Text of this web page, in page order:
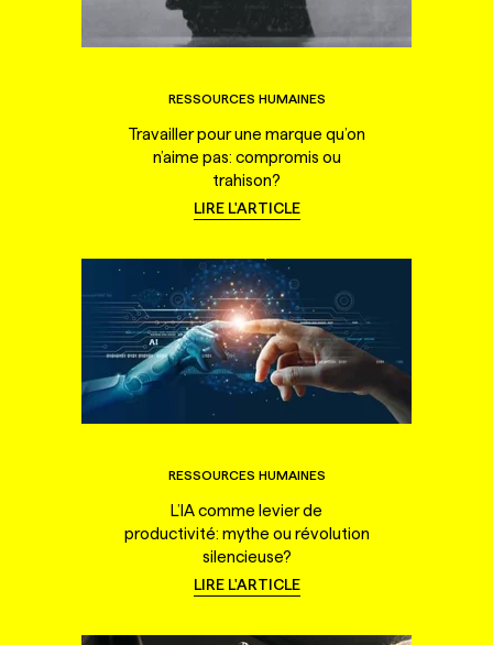
RESSOURCES HUMAINES
Travailler pour une marque qu’on
n’aime pas: compromis ou
trahison?
LIRE L'ARTICLE
RESSOURCES HUMAINES
L’IA comme levier de
productivité: mythe ou révolution
silencieuse?
LIRE L'ARTICLE